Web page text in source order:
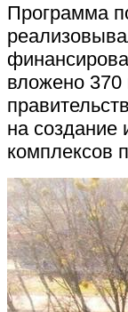
Программа
вложено
на создание
комплексов